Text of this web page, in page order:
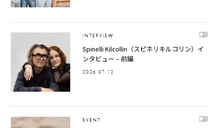
INTERVIEW
Spinelli Kilcollin（スピネリキルコリン）イ
ンタビュー – 前編
2026.07.12
EVENT